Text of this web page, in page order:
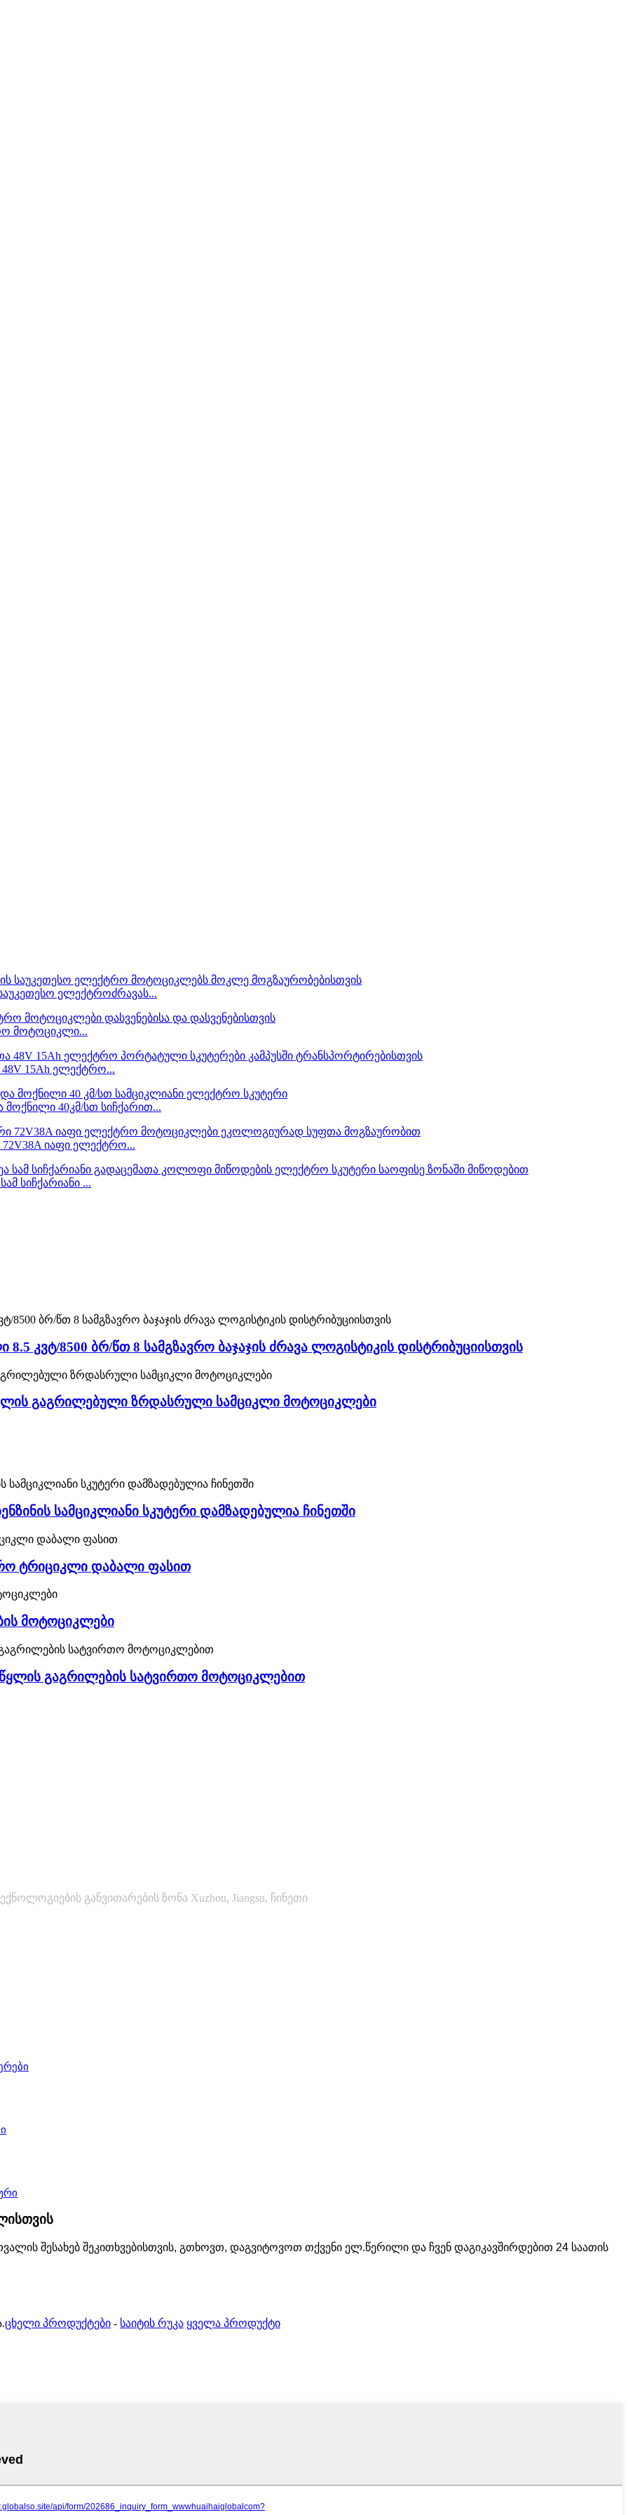
ელექტროძრავას...
მოტოციკლი...
15Ah ელექტრო...
მოქნილი 40კმ/სთ სიჩქარით...
72V38A იაფი ელექტრო...
სიჩქარიანი ...
კვტ/8500 ბრ/წთ 8 სამგზავრო ბაჯაჯის ძრავა ლოგისტიკის დისტრიბუციისთვის
გაგრილებული ზრდასრული სამციკლი მოტოციკლები
სამციკლიანი სკუტერი დამზადებულია ჩინეთში
ტრიციკლი დაბალი ფასით
მოტოციკლები
წყლის გაგრილების სატვირთო მოტოციკლებით
განვითარების ზონა Xuzhou, Jiangsu, ჩინეთი
შესახებ შეკითხვებისთვის, გთხოვთ, დაგვიტოვოთ თქვენი ელ.წერილი და ჩვენ დაგიკავშირდებით 24 საათის
ცხელი პროდუქტები - საიტის რუკა ყველა პროდუქტი